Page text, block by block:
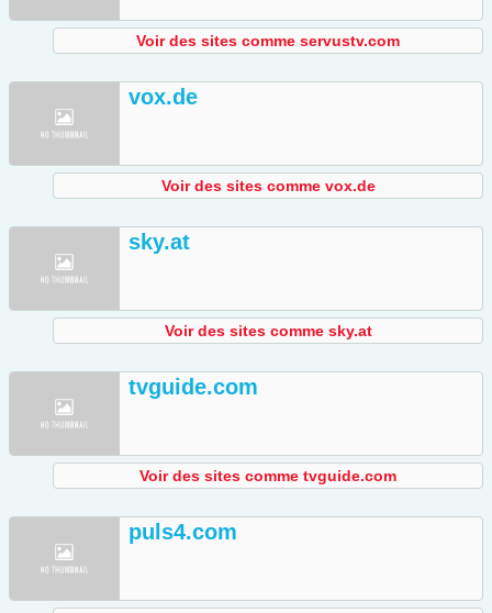
Voir des sites comme servustv.com
vox.de
Voir des sites comme vox.de
sky.at
Voir des sites comme sky.at
tvguide.com
Voir des sites comme tvguide.com
puls4.com